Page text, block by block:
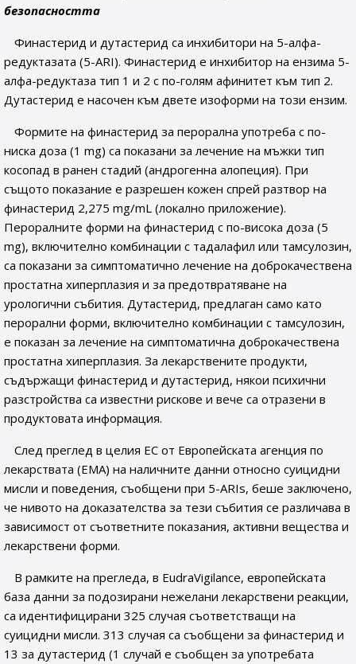
безопасността
Финастерид и дутастерид са инхибитори на 5-алфа-
редуктазата (5-ARI). Финастерид е инхибитор на ензима 5-
алфа-редуктаза тип 1 и 2 с по-голям афинитет към тип 2.
Дутастерид е насочен към двете изоформи на този ензим.
Формите на финастерид за перорална употреба с по-
ниска доза (1 mg) са показани за лечение на мъжки тип
косопад в ранен стадий (андрогенна алопеция). При
същото показание е разрешен кожен спрей разтвор на
финастерид 2,275 mg/mL (локално приложение).
Пероралните форми на финастерид с по-висока доза (5
mg), включително комбинации с тадалафил или тамсулозин,
са показани за симптоматично лечение на доброкачествена
простатна хиперплазия и за предотвратяване на
урологични събития. Дутастерид, предлаган само като
перорални форми, включително комбинации с тамсулозин,
е показан за лечение на симптоматична доброкачествена
простатна хиперплазия. За лекарствените продукти,
съдържащи финастерид и дутастерид, някои психични
разстройства са известни рискове и вече са отразени в
продуктовата информация.
След преглед в целия ЕС от Европейската агенция по
лекарствата (EMA) на наличните данни относно суицидни
мисли и поведения, съобщени при 5-ARIs, беше заключено,
че нивото на доказателства за тези събития се различава в
зависимост от съответните показания, активни вещества и
лекарствени форми.
В рамките на прегледа, в EudraVigilance, европейската
база данни за подозирани нежелани лекарствени реакции,
са идентифицирани 325 случая съответстващи на
суицидни мисли. 313 случая са съобщени за финастерид и
13 за дутастерид (1 случай е съобщен за употребата